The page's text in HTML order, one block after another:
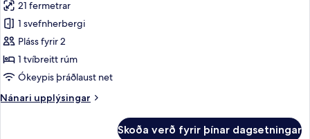
1)
Standard-
herbergi
með
tvíbreiðu
rúmi
Breakfast
21 fermetrar
1 svefnherbergi
Pláss fyrir 2
1 tvíbreitt rúm
Ókeypis þráðlaust net
Nánari upplýsingar
Nánari
Skoða verð fyrir þínar dagsetningar